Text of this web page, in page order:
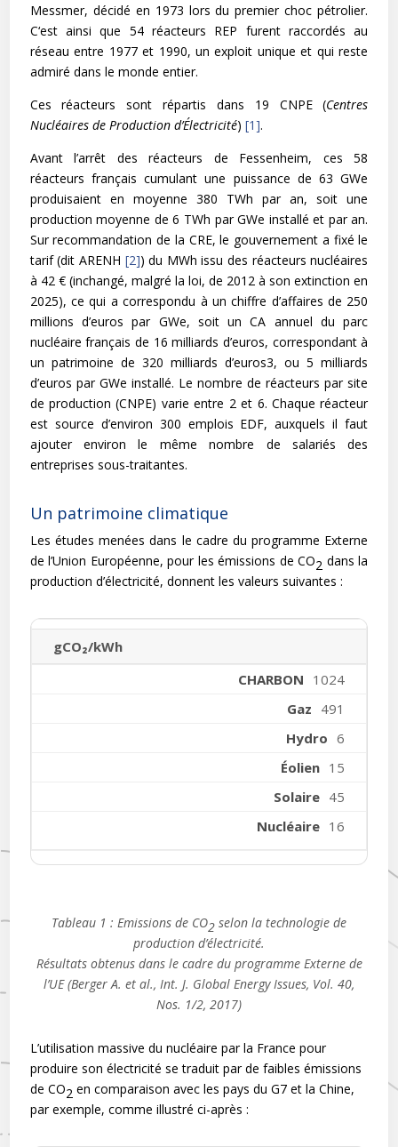
Messmer, décidé en 1973 lors du premier choc pétrolier.
C‘est ainsi que 54 réacteurs REP furent raccordés au
réseau entre 1977 et 1990, un exploit unique et qui reste
admiré dans le monde entier.
Ces réacteurs sont répartis dans 19 CNPE (Centres
Nucléaires de Production d’Électricité) [1].
Avant l’arrêt des réacteurs de Fessenheim, ces 58
réacteurs français cumulant une puissance de 63 GWe
produisaient en moyenne 380 TWh par an, soit une
production moyenne de 6 TWh par GWe installé et par an.
Sur recommandation de la CRE, le gouvernement a fixé le
tarif (dit ARENH [2]) du MWh issu des réacteurs nucléaires
à 42 € (inchangé, malgré la loi, de 2012 à son extinction en
2025), ce qui a correspondu à un chiffre d’affaires de 250
millions d’euros par GWe, soit un CA annuel du parc
nucléaire français de 16 milliards d’euros, correspondant à
un patrimoine de 320 milliards d’euros3, ou 5 milliards
d’euros par GWe installé. Le nombre de réacteurs par site
de production (CNPE) varie entre 2 et 6. Chaque réacteur
est source d’environ 300 emplois EDF, auxquels il faut
ajouter environ le même nombre de salariés des
entreprises sous-traitantes.
Un patrimoine climatique
Les études menées dans le cadre du programme Externe
de l’Union Européenne, pour les émissions de CO2 dans la
production d’électricité, donnent les valeurs suivantes :
gCO₂/kWh
1024
491
6
15
45
16
Tableau 1 : Emissions de CO2 selon la technologie de
production d’électricité.
Résultats obtenus dans le cadre du programme Externe de
l’UE (Berger A. et al., Int. J. Global Energy Issues, Vol. 40,
Nos. 1/2, 2017)
L’utilisation massive du nucléaire par la France pour
produire son électricité se traduit par de faibles émissions
de CO2 en comparaison avec les pays du G7 et la Chine,
par exemple, comme illustré ci-après :